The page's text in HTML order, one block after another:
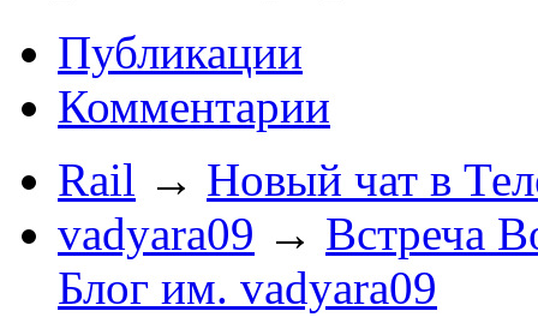
Публикации
Комментарии
Rail → Новый чат в
vadyara09 → Встреча
Блог им. vadyara09